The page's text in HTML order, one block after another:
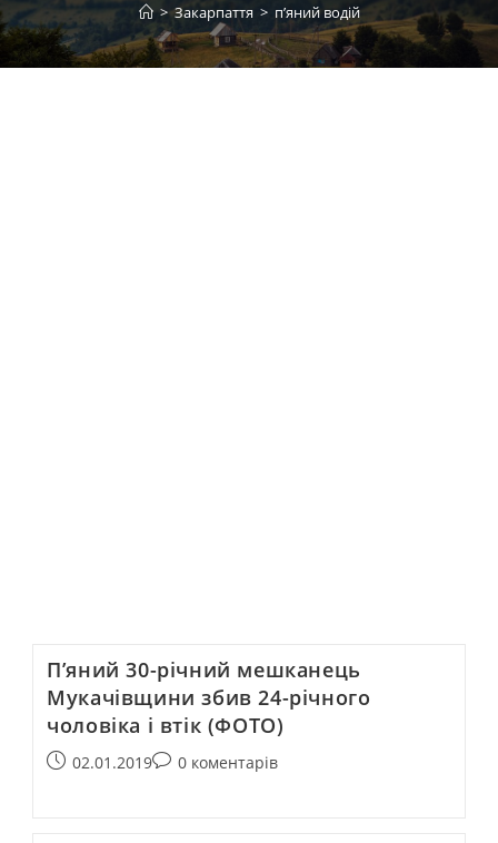
> Закарпаття > п’яний водій
П’яний 30-річний мешканець
Мукачівщини збив 24-річного
чоловіка і втік (ФОТО)
02.01.2019 0 коментарів